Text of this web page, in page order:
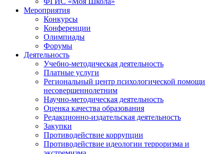
Мероприятия
Конкурсы
Конференции
Олимпиады
Форумы
Деятельность
Учебно-методическая деятельность
Платные услуги
Региональный центр психологической помощи
несовершеннолетним
Научно-методическая деятельность
Оценка качества образования
Редакционно-издательская деятельность
Закупки
Противодействие коррупции
Противодействие идеологии терроризма и